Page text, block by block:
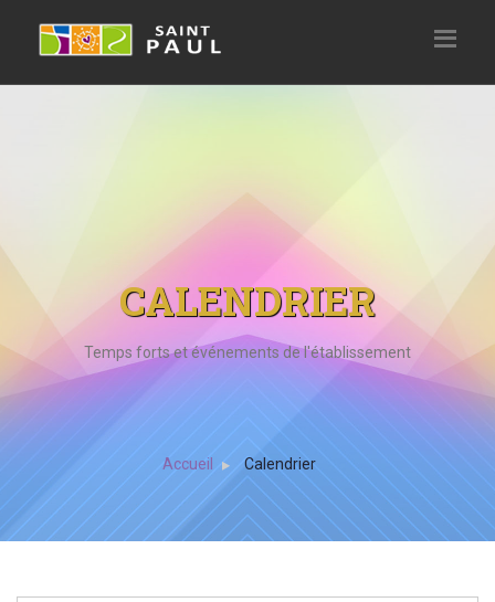
CALENDRIER
Temps forts et événements de l'établissement
Accueil Calendrier